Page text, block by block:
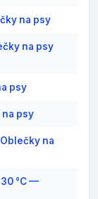
na psy
na psy
psy
psy
na
°C —